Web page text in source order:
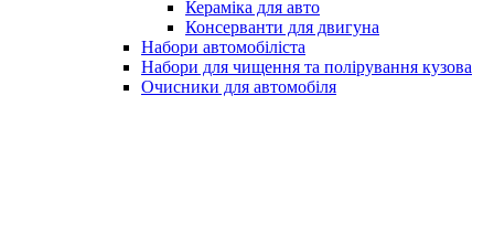
Кераміка для авто
Консерванти для двигуна
Набори автомобіліста
Набори для чищення та полірування кузова
Очисники для автомобіля